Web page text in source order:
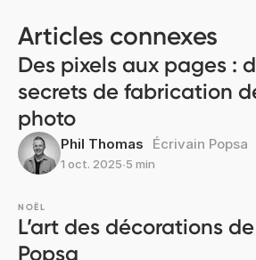
Articles connexes
Des pixels aux pages :
secrets de fabrication
photo
Phil Thomas Écrivain Popsa
1 oct. 2025∙5 min
NOËL
L’art des décorations
Popsa